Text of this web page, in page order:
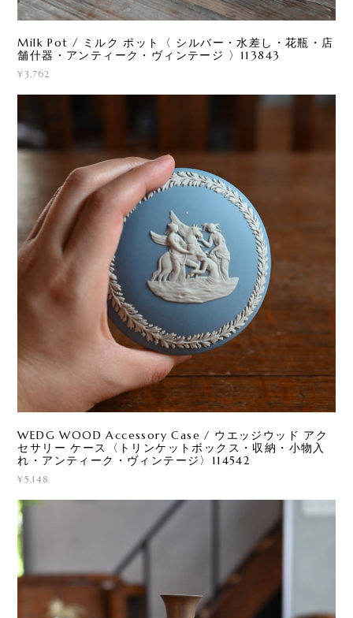
Milk Pot / ミルク ポット〈 シルバー・水差し・花瓶・店
舗什器・アンティーク・ヴィンテージ 〉113843
¥3,762
WEDG WOOD Accessory Case / ウエッジウッド アク
セサリー ケース〈トリンケットボックス・収納・小物入
れ・アンティーク・ヴィンテージ〉114542
¥5,148